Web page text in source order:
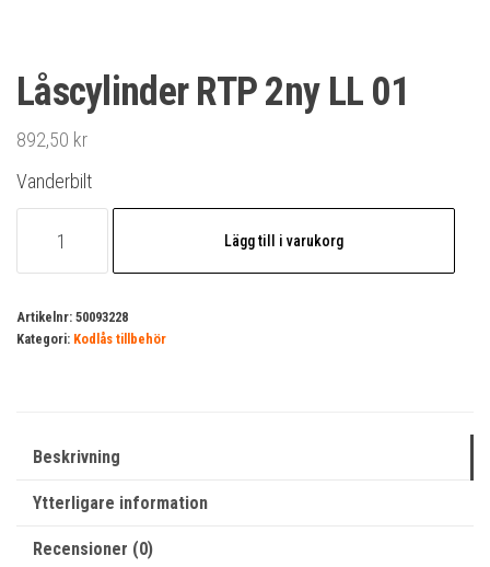
Låscylinder RTP 2ny LL 01
892,50 kr
Vanderbilt
LL
01
Lägg till i varukorg
Artikelnr: 50093228
Kategori: Kodlås tillbehör
Beskrivning
Ytterligare information
Recensioner (0)